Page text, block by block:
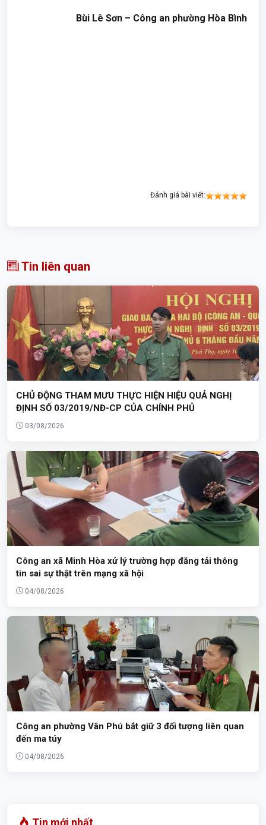
Bùi Lê Sơn – Công an phường Hòa Bình
Đánh giá bài viết:
Tin liên quan
CHỦ ĐỘNG THAM MƯU THỰC HIỆN HIỆU QUẢ NGHỊ
ĐỊNH SỐ 03/2019/NĐ-CP CỦA CHÍNH PHỦ
03/08/2026
Công an xã Minh Hòa xử lý trường hợp đăng tải thông
tin sai sự thật trên mạng xã hội
04/08/2026
Công an phường Vân Phú bắt giữ 3 đối tượng liên quan
đến ma túy
04/08/2026
Tin mới nhất